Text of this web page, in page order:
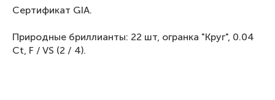
Сертификат GIA.
Природные бриллианты: 22 шт, огранка "Круг", 0.04
Ct, F / VS (2 / 4).